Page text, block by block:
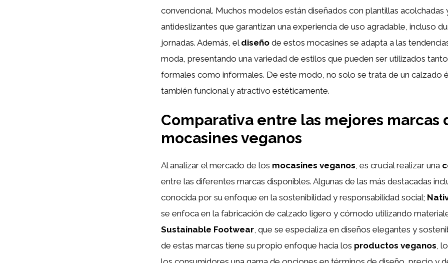
convencional. Muchos modelos están diseñados con plantillas acolchadas
antideslizantes que garantizan una experiencia de uso agradable, incluso
jornadas. Además, el diseño de estos mocasines se adapta a las
moda, presentando una variedad de estilos que pueden ser utilizados
formales como informales. De este modo, no solo se trata de un calzado
también funcional y atractivo estéticamente.
Comparativa entre las mejores marcas
mocasines veganos
Al analizar el mercado de los mocasines veganos, es crucial realizar una
entre las diferentes marcas disponibles. Algunas de las más destacadas
conocida por su enfoque en la sostenibilidad y responsabilidad social;
se enfoca en la fabricación de calzado ligero y cómodo utilizando
Sustainable Footwear, que se especializa en diseños elegantes y
de estas marcas tiene su propio enfoque hacia los productos veganos,